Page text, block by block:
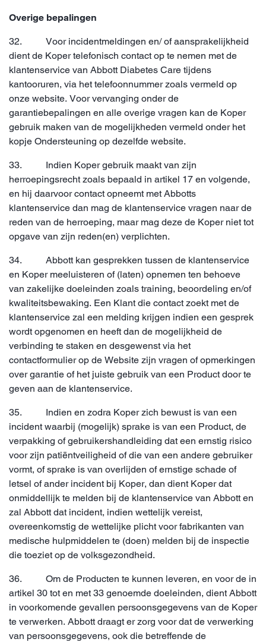
Overige bepalingen
32. Voor incidentmeldingen en/ of aansprakelijkheid
dient de Koper telefonisch contact op te nemen met de
klantenservice van Abbott Diabetes Care tijdens
kantooruren, via het telefoonnummer zoals vermeld op
onze website. Voor vervanging onder de
garantiebepalingen en alle overige vragen kan de Koper
gebruik maken van de mogelijkheden vermeld onder het
kopje Ondersteuning op dezelfde website.
33. Indien Koper gebruik maakt van zijn
herroepingsrecht zoals bepaald in artikel 17 en volgende,
en hij daarvoor contact opneemt met Abbotts
klantenservice dan mag de klantenservice vragen naar de
reden van de herroeping, maar mag deze de Koper niet tot
opgave van zijn reden(en) verplichten.
34. Abbott kan gesprekken tussen de klantenservice
en Koper meeluisteren of (laten) opnemen ten behoeve
van zakelijke doeleinden zoals training, beoordeling en/of
kwaliteitsbewaking. Een Klant die contact zoekt met de
klantenservice zal een melding krijgen indien een gesprek
wordt opgenomen en heeft dan de mogelijkheid de
verbinding te staken en desgewenst via het
contactformulier op de Website zijn vragen of opmerkingen
over garantie of het juiste gebruik van een Product door te
geven aan de klantenservice.
35. Indien en zodra Koper zich bewust is van een
incident waarbij (mogelijk) sprake is van een Product, de
verpakking of gebruikershandleiding dat een ernstig risico
voor zijn patiëntveiligheid of die van een andere gebruiker
vormt, of sprake is van overlijden of ernstige schade of
letsel of ander incident bij Koper, dan dient Koper dat
onmiddellijk te melden bij de klantenservice van Abbott en
zal Abbott dat incident, indien wettelijk vereist,
overeenkomstig de wettelijke plicht voor fabrikanten van
medische hulpmiddelen te (doen) melden bij de inspectie
die toeziet op de volksgezondheid.
36. Om de Producten te kunnen leveren, en voor de in
artikel 30 tot en met 33 genoemde doeleinden, dient Abbott
in voorkomende gevallen persoonsgegevens van de Koper
te verwerken. Abbott draagt er zorg voor dat de verwerking
van persoonsgegevens, ook die betreffende de